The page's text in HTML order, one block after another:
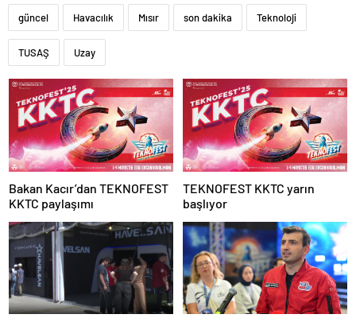
güncel Havacılık Mısır son dakika Teknoloji
TUSAŞ Uzay
Bakan Kacır’dan TEKNOFEST
KKTC paylaşımı
TEKNOFEST KKTC yarın
başlıyor